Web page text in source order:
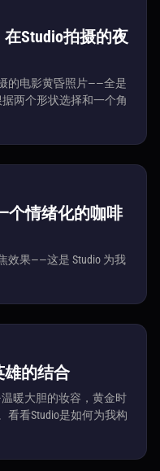
Studio拍摄的夜
的电影黄昏照片——全是
两个形状选择和一个角
个情绪化的咖啡
效果——这是 Studio 为我
雄的结合
暖大胆的妆容，黄金时
看看Studio是如何为我构